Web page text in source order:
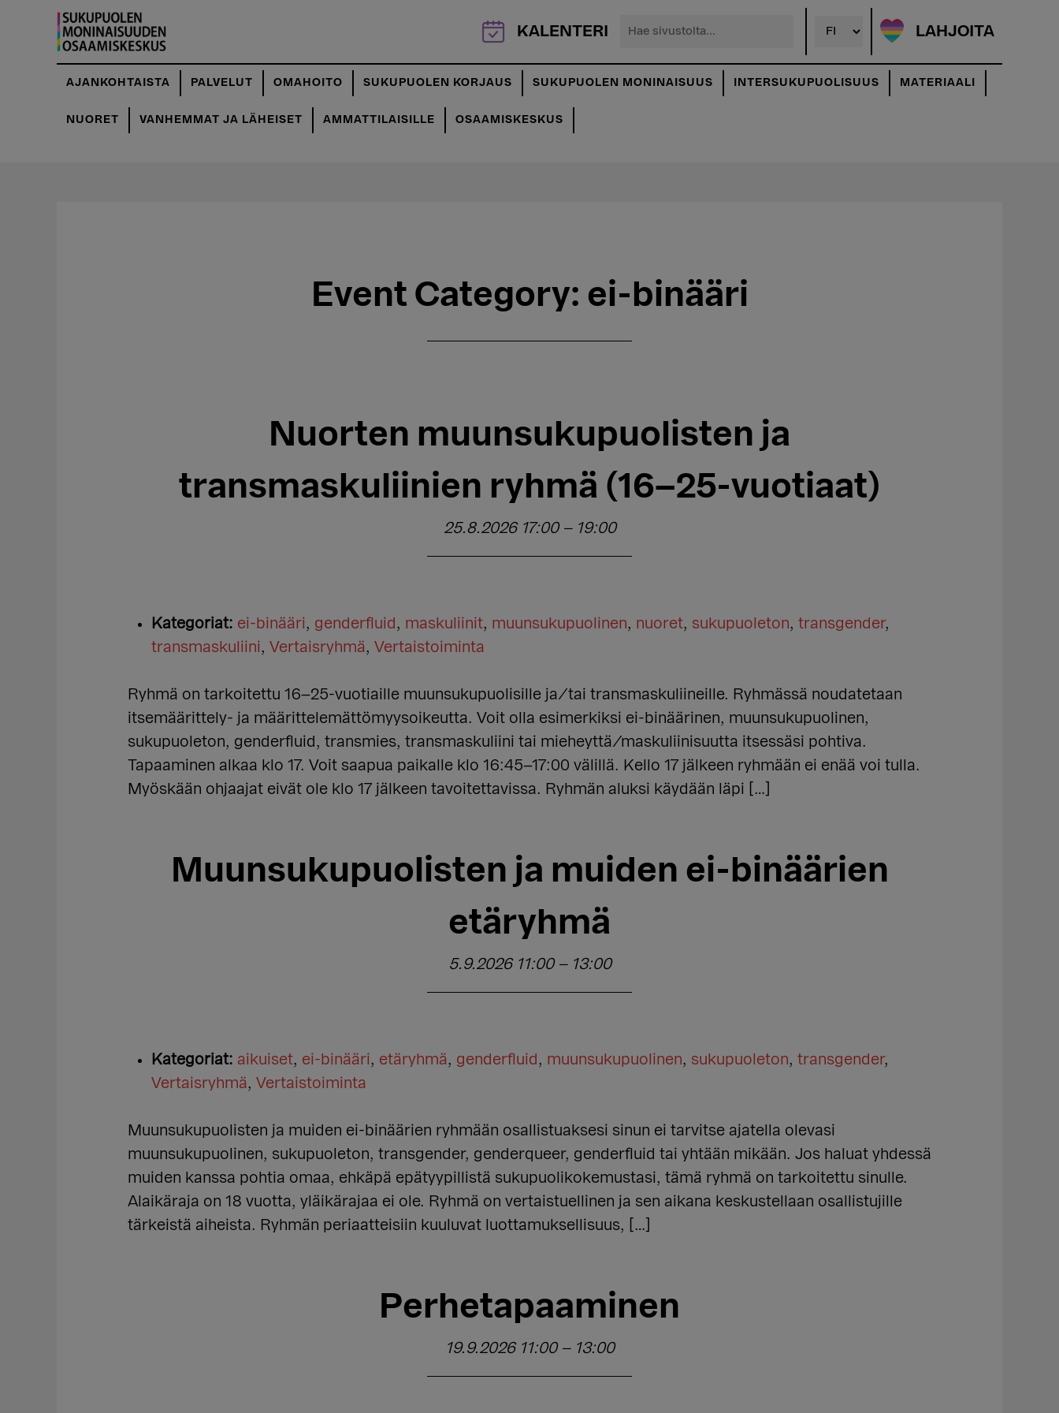
pääsisältöön
LAHJOITA
Hae
KALENTERI
AJANKOHTAISTA PALVELUT OMAHOITO SUKUPUOLEN KORJAUS SUKUPUOLEN MONINAISUUS INTERSUKUPUOLISUUS MATERIAALI
NUORET VANHEMMAT JA LÄHEISET AMMATTILAISILLE OSAAMISKESKUS
Event Category: ei-binääri
Nuorten muunsukupuolisten ja
transmaskuliinien ryhmä (16–25-vuotiaat)
25.8.2026 17:00– 19:00
Kategoriat: ei-binääri, genderfluid , maskuliinit, muunsukupuolinen, nuoret, sukupuoleton, transgender,
transmaskuliini, Vertaisryhmä, Vertaistoiminta
Ryhmä on tarkoitettu 16–25-vuotiaille muunsukupuolisille ja/tai transmaskuliineille. Ryhmässä noudatetaan
itsemäärittely- ja määrittelemättömyysoikeutta. Voit olla esimerkiksi ei-binäärinen, muunsukupuolinen,
sukupuoleton, genderfluid, transmies, transmaskuliini tai mieheyttä/maskuliinisuutta itsessäsi pohtiva.
Tapaaminen alkaa klo 17. Voit saapua paikalle klo 16:45–17:00 välillä. Kello 17 jälkeen ryhmään ei enää voi tulla.
Myöskään ohjaajat eivät ole klo 17 jälkeen tavoitettavissa. Ryhmän aluksi käydään läpi […]
Muunsukupuolisten ja muiden ei-binäärien
etäryhmä
5.9.2026 11:00– 13:00
Kategoriat: aikuiset, ei-binääri, etäryhmä, genderfluid , muunsukupuolinen, sukupuoleton, transgender,
Vertaisryhmä, Vertaistoiminta
Muunsukupuolisten ja muiden ei-binäärien ryhmään osallistuaksesi sinun ei tarvitse ajatella olevasi
muunsukupuolinen, sukupuoleton, transgender, genderqueer, genderfluid tai yhtään mikään. Jos haluat yhdessä
muiden kanssa pohtia omaa, ehkäpä epätyypillistä sukupuolikokemustasi, tämä ryhmä on tarkoitettu sinulle.
Alaikäraja on 18 vuotta, yläikärajaa ei ole. Ryhmä on vertaistuellinen ja sen aikana keskustellaan osallistujille
tärkeistä aiheista. Ryhmän periaatteisiin kuuluvat luottamuksellisuus, […]
Perhetapaaminen
19.9.2026 11:00– 13:00